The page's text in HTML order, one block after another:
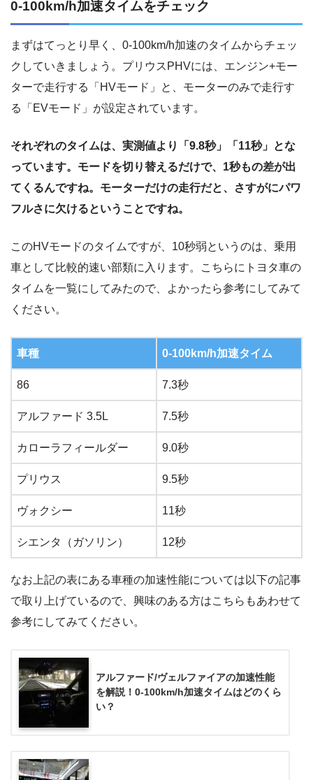
0-100km/h加速タイムをチェック
まずはてっとり早く、0-100km/h加速のタイムからチェッ
クしていきましょう。プリウスPHVには、エンジン+モー
ターで走行する「HVモード」と、モーターのみで走行す
る「EVモード」が設定されています。
それぞれのタイムは、実測値より「9.8秒」「11秒」とな
っています。モードを切り替えるだけで、1秒もの差が出
てくるんですね。モーターだけの走行だと、さすがにパワ
フルさに欠けるということですね。
このHVモードのタイムですが、10秒弱というのは、乗用
車として比較的速い部類に入ります。こちらにトヨタ車の
タイムを一覧にしてみたので、よかったら参考にしてみて
ください。
車種 0-100km/h加速タイム
86 7.3秒
アルファード 3.5L 7.5秒
カローラフィールダー 9.0秒
プリウス 9.5秒
ヴォクシー 11秒
シエンタ（ガソリン） 12秒
なお上記の表にある車種の加速性能については以下の記事
で取り上げているので、興味のある方はこちらもあわせて
参考にしてみてください。
アルファード/ヴェルファイアの加速性能
を解説！0-100km/h加速タイムはどのくら
い？